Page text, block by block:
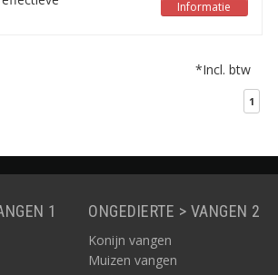
Informatie
*Incl. btw
1
1 ONGEDIERTE > VANGEN 2
Konijn vangen
Muizen vangen